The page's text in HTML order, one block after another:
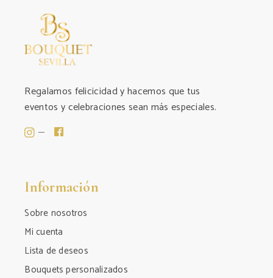
Regalamos felicicidad y hacemos que tus
eventos y celebraciones sean más especiales.
Información
Sobre nosotros
Mi cuenta
Lista de deseos
Bouquets personalizados